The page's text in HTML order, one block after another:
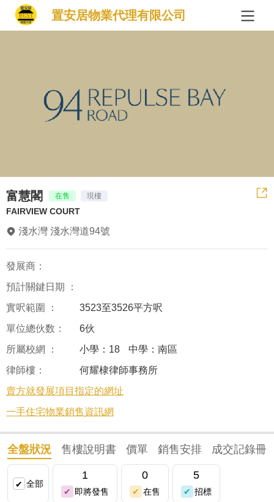
置安居物業代理有限公司
富慧閣 在售 現樓
FAIRVIEW COURT
淺水灣 淺水灣道94號
預計關鍵日期 ：
單位總伙数： 6伙
實呎範圍 ： 3523至3526平方呎
律師樓： 何耀棣律師事務所
所屬校網 ： 小學：18 中學：南區
發展商：
賣方就發展項目指定的網址
一手住宅物業銷售資訊網
全盤狀況 售樓說明書 價單 銷售安排 成交記錄冊
全部
1
即將發售
0
在售
5
招標